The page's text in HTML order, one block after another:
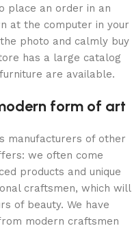
place an order in an
at the computer in your
photo and calmly buy
has a large catalog
are available.
form of art
manufacturers of other
we often come
products and unique
craftsmen, which will
of beauty. We have
modern craftsmen